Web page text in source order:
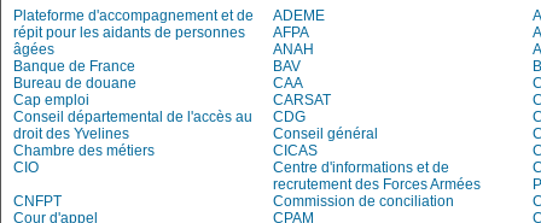
Plateforme d'accompagnement et de
répit pour les aidants de personnes
âgées
ADEME
AFPA
ANAH
Banque de France
BAV
Bureau de douane
CAA
Cap emploi
CARSAT
Conseil départemental de l'accès au
droit des Yvelines
CDG
Conseil général
Chambre des métiers
CICAS
CIO
Centre d'informations et de
recrutement des Forces Armées
CNFPT
Commission de conciliation
Cour d'appel
CPAM